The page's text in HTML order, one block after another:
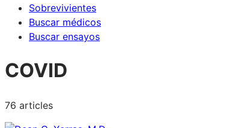
Sobrevivientes
Buscar médicos
Buscar ensayos
COVID
76 articles